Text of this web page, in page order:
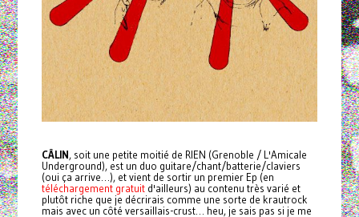
CÂLIN, soit une petite moitié de RIEN (Grenoble / L'Amicale
Underground), est un duo guitare/chant/batterie/claviers
(oui ça arrive…), et vient de sortir un premier Ep (en
téléchargement gratuitd'ailleurs) au contenu très varié et
plutôt riche que je décrirais comme une sorte de krautrock
mais avec un côté versaillais-crust… heu, je sais pas si je me